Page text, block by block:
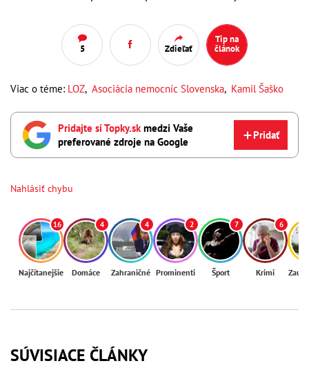
5 Zdieľať
Tip na
článok
Viac o téme: LOZ, Asociácia nemocníc Slovenska, Kamil Šaško
Pridajte si Topky.skmedzi Vaše
preferované zdroje na Google
Pridať
Nahlásiť chybu
16
Najčítanejšie
4
Domáce
4
Zahraničné
2
Prominenti
7
Šport
6
Krimi
SÚVISIACE ČLÁNKY